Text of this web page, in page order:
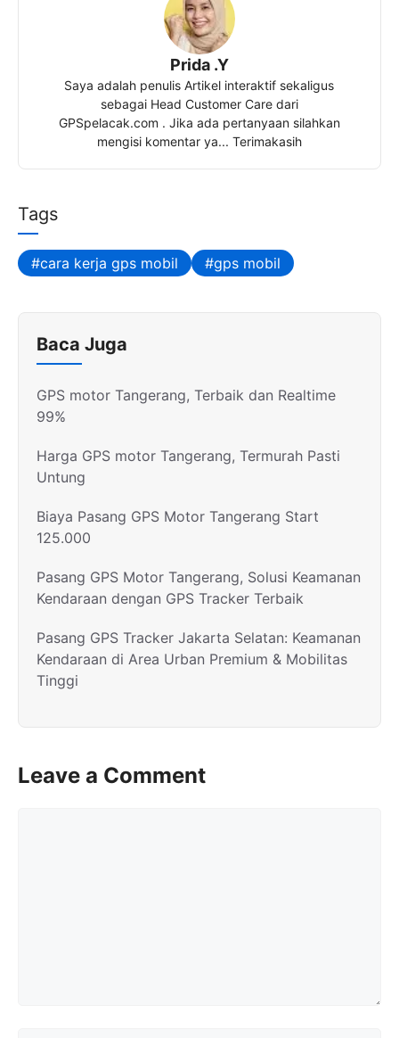
Prida .Y
Saya adalah penulis Artikel interaktif sekaligus
sebagai Head Customer Care dari
GPSpelacak.com . Jika ada pertanyaan silahkan
mengisi komentar ya... Terimakasih
Tags
cara kerja gps mobil gps mobil
Baca Juga
GPS motor Tangerang, Terbaik dan Realtime
99%
Harga GPS motor Tangerang, Termurah Pasti
Untung
Biaya Pasang GPS Motor Tangerang Start
125.000
Pasang GPS Motor Tangerang, Solusi Keamanan
Kendaraan dengan GPS Tracker Terbaik
Pasang GPS Tracker Jakarta Selatan: Keamanan
Kendaraan di Area Urban Premium & Mobilitas
Tinggi
Leave a Comment